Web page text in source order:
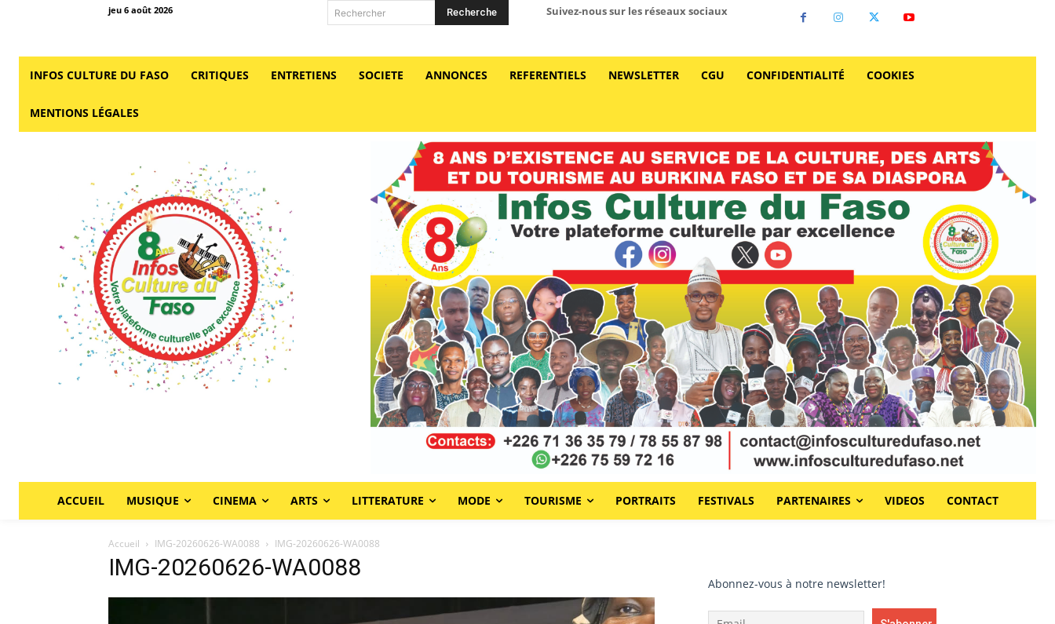
jeu 6 août 2026 Rechercher Recherche Suivez-nous sur les réseaux sociaux
INFOS CULTURE DU FASO CRITIQUES ENTRETIENS SOCIETE ANNONCES REFERENTIELS NEWSLETTER CGU CONFIDENTIALITÉ COOKIES
MENTIONS LÉGALES
ACCUEIL MUSIQUE CINEMA ARTS LITTERATURE MODE TOURISME PORTRAITS FESTIVALS PARTENAIRES VIDEOS CONTACT
Accueil IMG-20260626-WA0088 IMG-20260626-WA0088
IMG-20260626-WA0088
Abonnez-vous à notre newsletter!